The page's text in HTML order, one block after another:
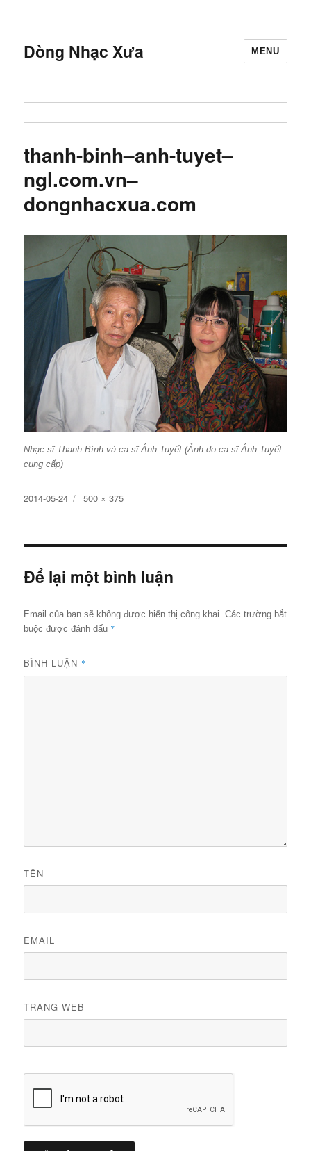
Dòng Nhạc Xưa MENU
thanh-binh–anh-tuyet–
ngl.com.vn–
dongnhacxua.com
Nhạc sĩ Thanh Bình và ca sĩ Ánh Tuyết (Ảnh do ca sĩ Ánh Tuyết
cung cấp)
Đăng
2014-05-24
Kích
đủ
500 × 375
Để lại một bình luận
Email của bạn sẽ không được hiển thị công khai. Các trường bắt
buộc được đánh dấu *
BÌNH LUẬN *
TÊN
EMAIL
TRANG WEB